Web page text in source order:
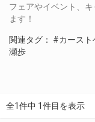
フェアやイベント、
ます！
関連タグ： #カースト
瀬歩
全1件中 1件目を表示